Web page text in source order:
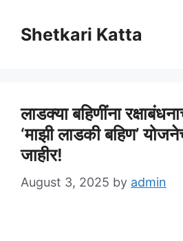
content
Shetkari Katta
लाडक्या बहिणींना
‘माझी लाडकी बहिण’
जाहीर!
August 3, 2025 by admin